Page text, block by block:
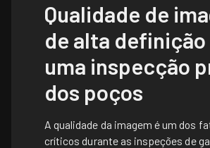
Qualidade de
de alta definição
uma inspecção
dos poços
A qualidade da imagem é um dos
críticos durante as inspeções de